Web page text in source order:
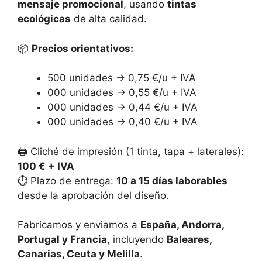
mensaje promocional, usando tintas
ecológicas de alta calidad.
📦 Precios orientativos:
500 unidades → 0,75 €/u + IVA
000 unidades → 0,55 €/u + IVA
000 unidades → 0,44 €/u + IVA
000 unidades → 0,40 €/u + IVA
🖨️ Cliché de impresión (1 tinta, tapa + laterales):
100 € + IVA
⏱️ Plazo de entrega: 10 a 15 días laborables
desde la aprobación del diseño.
Fabricamos y enviamos a España, Andorra,
Portugal y Francia, incluyendo Baleares,
Canarias, Ceuta y Melilla.